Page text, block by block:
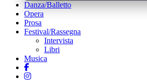
Danza/Balletto
Opera
Prosa
Festival/Rassegna
Intervista
Libri
Musica